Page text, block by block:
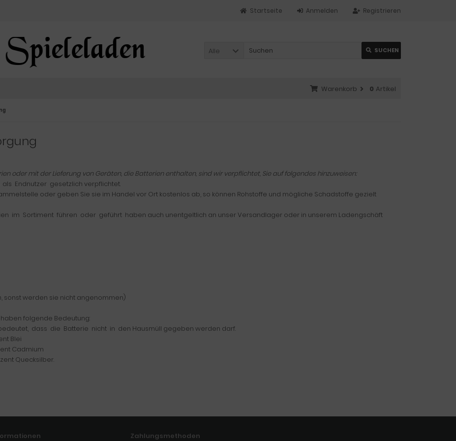
Registrieren
Anmelden
Startseite
Alle SUCHEN
Warenkorb 0 Artikel
oder mit der Lieferung von Geräten, die Batterien enthalten, sind wir verpflichtet, Sie auf folgendes hinzuweisen:
Endnutzer gesetzlich verpflichtet.
oder geben Sie sie im Handel vor Ort kostenlos ab, so können Rohstoffe und mögliche Schadstoffe gezielt
im Sortiment führen oder geführt haben auch unentgeltlich an unser Versandlager oder in unserem Ladengschäft
sonst werden sie nicht angenommen)
folgende Bedeutung:
dass die Batterie nicht in den Hausmüll gegeben werden darf.
Blei
Cadmium
Quecksilber.
Zahlungsmethoden